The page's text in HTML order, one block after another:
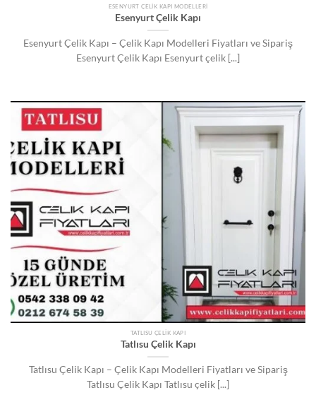
ESENYURT ÇELIK KAPI MODELLERI
Esenyurt Çelik Kapı
Esenyurt Çelik Kapı – Çelik Kapı Modelleri Fiyatları ve Sipariş
Esenyurt Çelik Kapı Esenyurt çelik [...]
TATLISU ÇELIK KAPI
Tatlısu Çelik Kapı
Tatlısu Çelik Kapı – Çelik Kapı Modelleri Fiyatları ve Sipariş
Tatlısu Çelik Kapı Tatlısu çelik [...]